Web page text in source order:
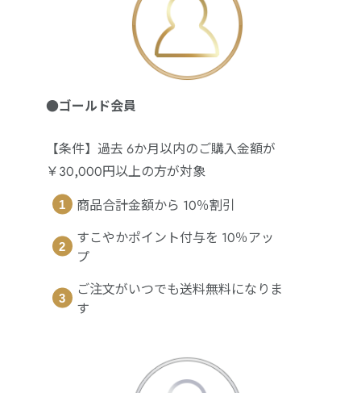
●ゴールド会員
【条件】過去 6か月以内のご購入金額が
￥30,000円以上の方が対象
商品合計金額から 10％割引
すこやかポイント付与を 10％アッ
プ
ご注文がいつでも送料無料になりま
す